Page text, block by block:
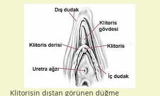
Klitorisin dıştan görünen düğme